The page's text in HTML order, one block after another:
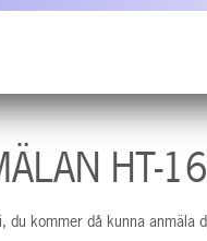
HT-16
kommer då kunna